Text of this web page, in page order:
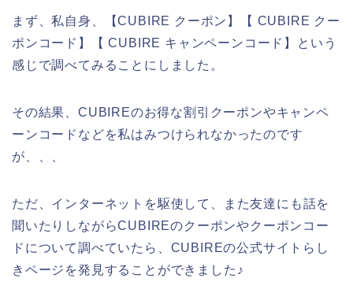
まず、私自身、【CUBIRE クーポン】【 CUBIRE クー
ポンコード】【 CUBIRE キャンペーンコード】という
感じで調べてみることにしました。
その結果、CUBIREのお得な割引クーポンやキャンペ
ーンコードなどを私はみつけられなかったのです
が、、、
ただ、インターネットを駆使して、また友達にも話を
聞いたりしながらCUBIREのクーポンやクーポンコー
ドについて調べていたら、CUBIREの公式サイトらし
きページを発見することができました♪